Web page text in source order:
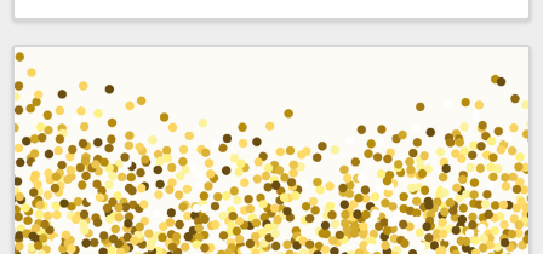
Keine freien Plätze
30,00 EUR